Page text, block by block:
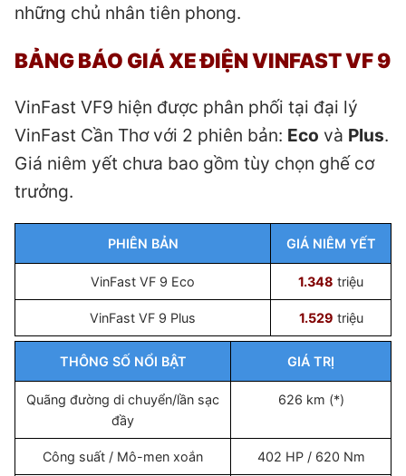
những chủ nhân tiên phong.
BẢNG BÁO GIÁ XE ĐIỆN VINFAST VF 9
VinFast VF9 hiện được phân phối tại đại lý
VinFast Cần Thơ với 2 phiên bản: Eco và Plus.
Giá niêm yết chưa bao gồm tùy chọn ghế cơ
trưởng.
PHIÊN BẢN GIÁ NIÊM YẾT
VinFast VF 9 Eco 1.348 triệu
VinFast VF 9 Plus 1.529 triệu
THÔNG SỐ NỔI BẬT GIÁ TRỊ
Quãng đường di chuyển/lần sạc
đầy
626 km (*)
Công suất / Mô-men xoắn 402 HP / 620 Nm